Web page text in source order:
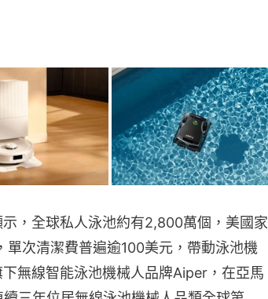
，全球私人泳池約有2,800萬個，美國家
次清潔費普遍逾100美元，帶動泳池機
無線智能泳池機械人品牌Aiper，在亞馬